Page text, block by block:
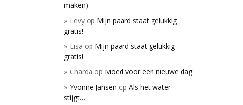
maken)
Levyop Mijn paard staat gelukkig
gratis!
Lisa op Mijn paard staat gelukkig
gratis!
Charda op Moed voor een nieuwe dag
Yvonne Jansen op Als het water
stijgt…